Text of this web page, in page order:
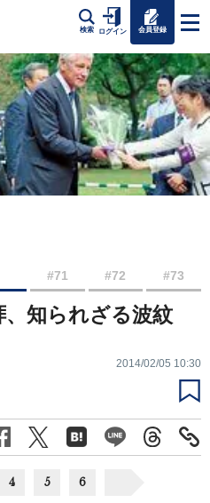
検索 ログイン 会員登録
#71 #72 #73
知られざる波紋
2014/02/05 10:30
4 5 6